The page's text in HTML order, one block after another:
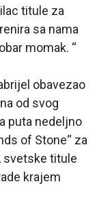
titule za
sa nama
momak. “
obavezao
od svog
puta nedeljno
of Stone“ za
svetske titule
krajem